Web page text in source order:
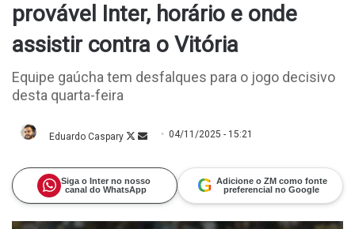
provável Inter, horário e onde
assistir contra o Vitória
Equipe gaúcha tem desfalques para o jogo decisivo
desta quarta-feira
Eduardo Caspary FollowMande
04/11/2025 - 15:21
Siga o Inter no nosso
canal do WhatsApp
G Adicione o ZM como fonte
preferencial no Google